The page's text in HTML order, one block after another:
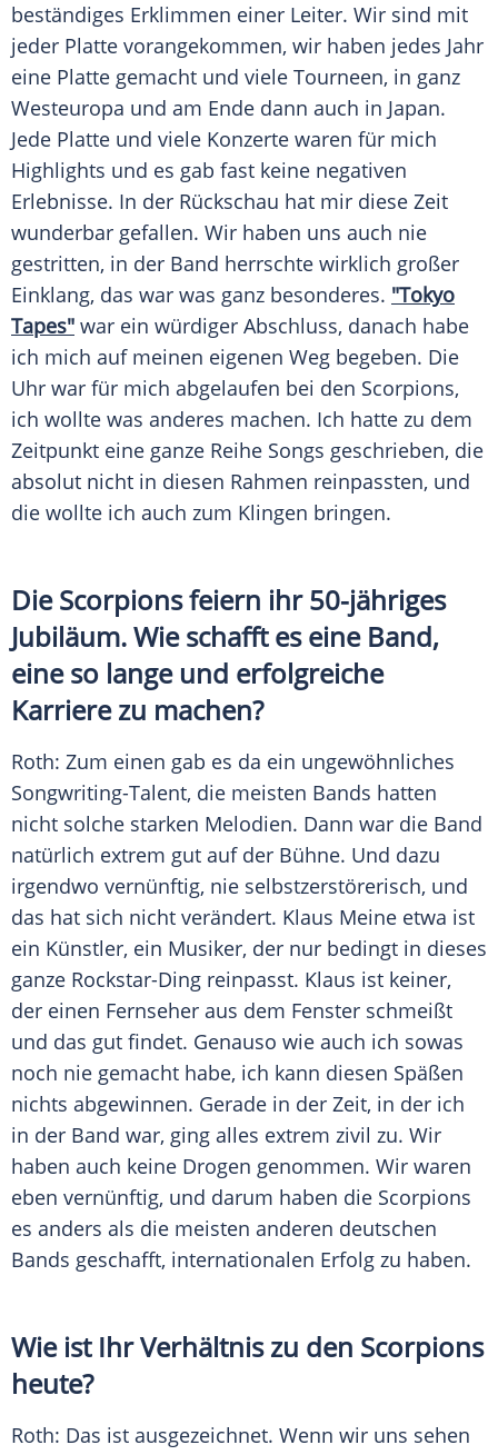
beständiges Erklimmen einer Leiter. Wir sind mit
jeder Platte vorangekommen, wir haben jedes Jahr
eine Platte gemacht und viele Tourneen, in ganz
Westeuropa und am Ende dann auch in Japan.
Jede Platte und viele Konzerte waren für mich
Highlights und es gab fast keine negativen
Erlebnisse. In der Rückschau hat mir diese Zeit
wunderbar gefallen. Wir haben uns auch nie
gestritten, in der Band herrschte wirklich großer
Einklang, das war was ganz besonderes. "Tokyo
Tapes" war ein würdiger Abschluss, danach habe
ich mich auf meinen eigenen Weg begeben. Die
Uhr war für mich abgelaufen bei den Scorpions,
ich wollte was anderes machen. Ich hatte zu dem
Zeitpunkt eine ganze Reihe Songs geschrieben, die
absolut nicht in diesen Rahmen reinpassten, und
die wollte ich auch zum Klingen bringen.
DieScorpionsfeiern ihr 50-jähriges
Jubiläum. Wie schafft es eine Band,
eine so lange und erfolgreiche
Karriere zu machen?
Roth: Zum einen gab es da ein ungewöhnliches
Songwriting-Talent, die meisten Bands hatten
nicht solche starken Melodien. Dann war die Band
natürlich extrem gut auf der Bühne. Und dazu
irgendwo vernünftig, nie selbstzerstörerisch, und
das hat sich nicht verändert. Klaus Meine etwa ist
ein Künstler, ein Musiker, der nur bedingt in dieses
ganze Rockstar-Ding reinpasst. Klaus ist keiner,
der einen Fernseher aus dem Fenster schmeißt
und das gut findet. Genauso wie auch ich sowas
noch nie gemacht habe, ich kann diesen Späßen
nichts abgewinnen. Gerade in der Zeit, in der ich
in der Band war, ging alles extrem zivil zu. Wir
haben auch keine Drogen genommen. Wir waren
eben vernünftig, und darum haben die Scorpions
es anders als die meisten anderen deutschen
Bands geschafft, internationalen Erfolg zu haben.
Wie ist Ihr Verhältnis zu den Scorpions
heute?
Roth: Das ist ausgezeichnet. Wenn wir uns sehen